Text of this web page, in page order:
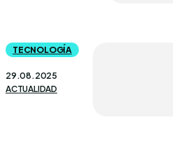
TECNOLOGÍA
29.08.2025
ACTUALIDAD